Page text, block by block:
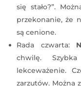
się stało?”.
przekonanie, że
są cenione.
Rada czwarta:
chwilę.
lekceważenie.
zarzutów. Można